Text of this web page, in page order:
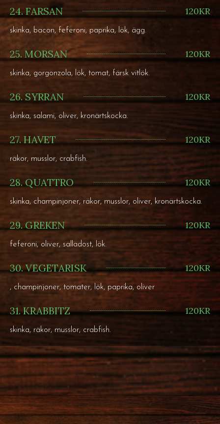
24. FARSAN 120KR
skinka, bacon, feferoni, paprika, lök, ägg.
25. MORSAN 120KR
skinka, gorgonzola, lök, tomat, färsk vitlök.
26. SYRRAN 120KR
skinka, salami, oliver, kronärtskocka.
27. HAVET 120KR
räkor, musslor, crabfish.
28. QUATTRO 120KR
skinka, champinjoner, räkor, musslor, oliver, kronärtskocka.
29. GREKEN 120KR
feferoni, oliver, salladost, lök.
30. VEGETARISK 120KR
, champinjoner, tomater, lök, paprika, oliver
31. KRABBITZ 120KR
skinka, räkor, musslor, crabfish.